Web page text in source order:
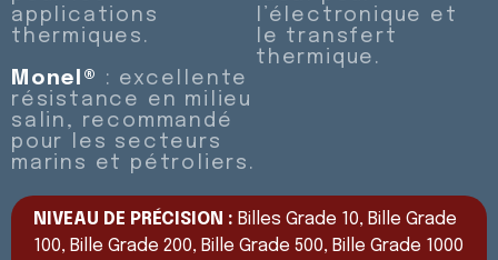
applications
thermiques.
Monel®
: excellente
résistance en milieu
salin, recommandé
pour les secteurs
marins et pétroliers.
l’électronique et
le transfert
thermique.
NIVEAU DE PRÉCISION : Billes Grade 10, Bille Grade
100, Bille Grade 200, Bille Grade 500, Bille Grade 1000